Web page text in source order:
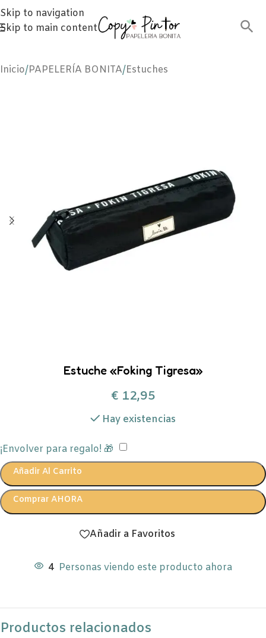
Skip to navigation
Skip to main content
Inicio/PAPELERÍA BONITA/Estuches
Estuche «Foking Tigresa»
€12,95
Hay existencias
¡Envolver para regalo! 🎁
Añadir Al Carrito
Comprar AHORA
Añadir a Favoritos
4 Personas viendo este producto ahora
Productos relacionados